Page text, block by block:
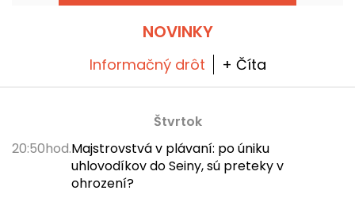
NOVINKY
Informačný drôt + Číta
Štvrtok
20:50hod.Majstrovstvá v plávaní: po úniku
uhlovodíkov do Seiny, sú preteky v
ohrození?